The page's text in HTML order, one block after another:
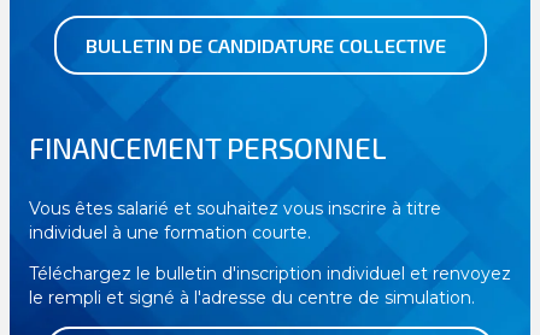
BULLETIN DE CANDIDATURE COLLECTIVE
FINANCEMENT PERSONNEL
Vous êtes salarié et souhaitez vous inscrire à titre
individuel à une formation courte.
Téléchargez le bulletin d'inscription individuel et renvoyez
le rempli et signé à l'adresse du centre de simulation.